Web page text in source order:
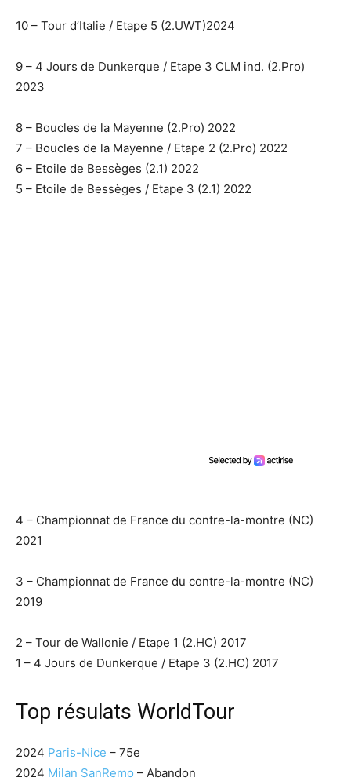
10 – Tour d’Italie / Etape 5 (2.UWT)2024
9 – 4 Jours de Dunkerque / Etape 3 CLM ind. (2.Pro)
2023
8 – Boucles de la Mayenne (2.Pro) 2022
7 – Boucles de la Mayenne / Etape 2 (2.Pro) 2022
6 – Etoile de Bessèges (2.1) 2022
5 – Etoile de Bessèges / Etape 3 (2.1) 2022
4 – Championnat de France du contre-la-montre (NC)
2021
3 – Championnat de France du contre-la-montre (NC)
2019
2 – Tour de Wallonie / Etape 1 (2.HC) 2017
1 – 4 Jours de Dunkerque / Etape 3 (2.HC) 2017
Top résulats WorldTour
2024 Paris-Nice – 75e
2024 Milan SanRemo – Abandon